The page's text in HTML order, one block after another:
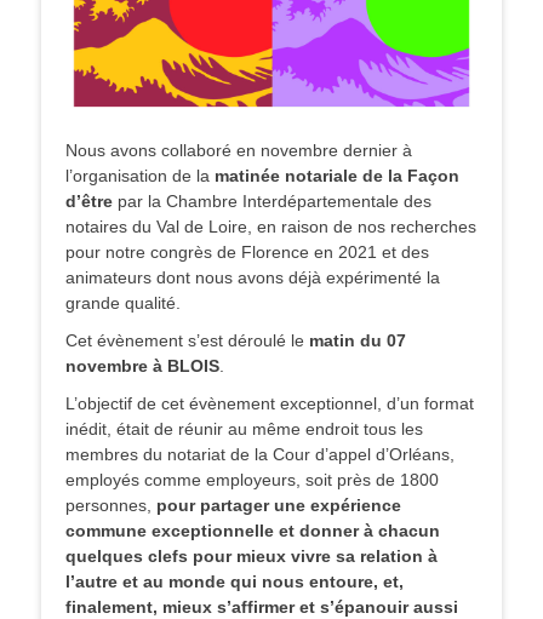
Nous avons collaboré en novembre dernier à
l’organisation de la matinée notariale de la Façon
d’être par la Chambre Interdépartementale des
notaires du Val de Loire, en raison de nos recherches
pour notre congrès de Florence en 2021 et des
animateurs dont nous avons déjà expérimenté la
grande qualité.
Cet évènement s’est déroulé le matin du 07
novembre à BLOIS.
L’objectif de cet évènement exceptionnel, d’un format
inédit, était de réunir au même endroit tous les
membres du notariat de la Cour d’appel d’Orléans,
employés comme employeurs, soit près de 1800
personnes, pour partager une expérience
commune exceptionnelle et donner à chacun
quelques clefs pour mieux vivre sa relation à
l’autre et au monde qui nous entoure, et,
finalement, mieux s’affirmer et s’épanouir aussi